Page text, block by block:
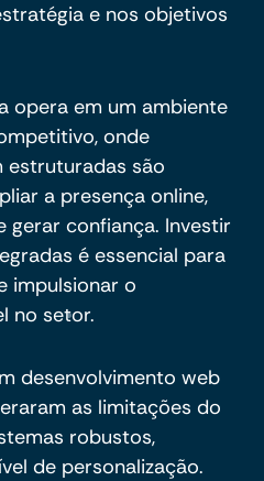
e nos objetivos
opera em um ambiente
onde
estruturadas são
a presença online,
confiança. Investir
é essencial para
impulsionar o
no setor.
desenvolvimento web
as limitações do
robustos,
de personalização.